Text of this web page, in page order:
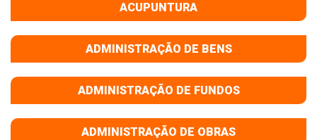
ACUPUNTURA
ADMINISTRAÇÃO DE BENS
ADMINISTRAÇÃO DE FUNDOS
ADMINISTRAÇÃO DE OBRAS